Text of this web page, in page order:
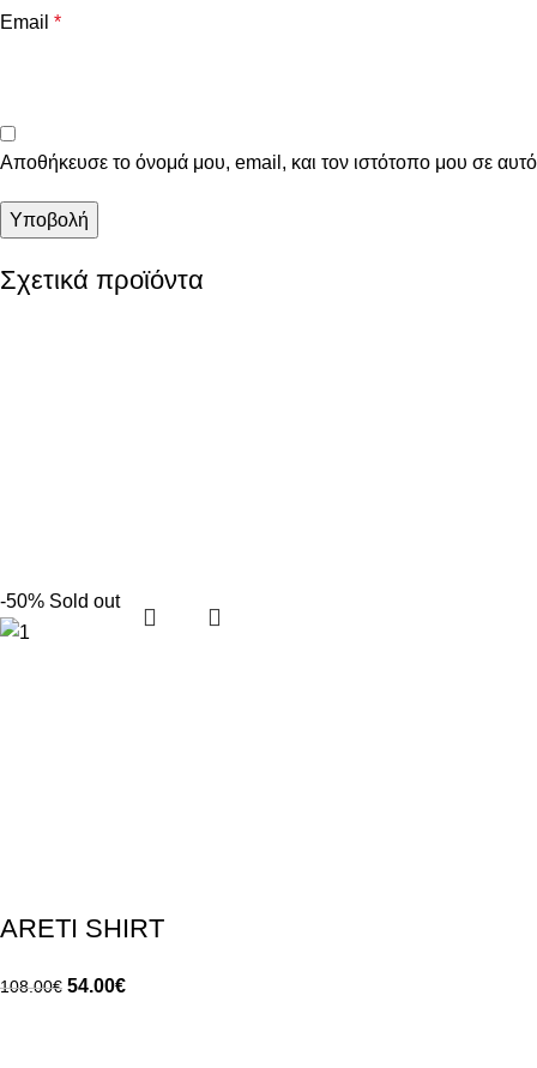
Email *
Αποθήκευσε το όνομά μου, email, και τον ιστότοπο μου σε
Σχετικά προϊόντα
-50% Sold out
ARETI SHIRT
108.00€ 54.00€